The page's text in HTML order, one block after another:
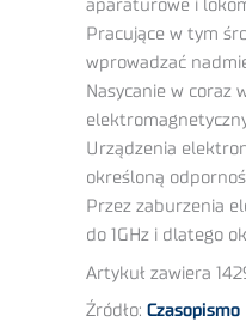
aparaturowe i
Pracujące w tym
wprowadzać
Nasycanie w coraz
Urządzenia
określoną
Przez zaburzenia
do 1GHz i dlatego
Artykuł zawiera
Źródło: